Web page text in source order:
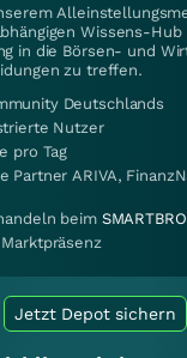
Wissens-
in die Börsen- und
zu treffen.
Deutschlands
Nutzer
pro Tag
Partner ARIVA,
beim
Jetzt Depot sichern